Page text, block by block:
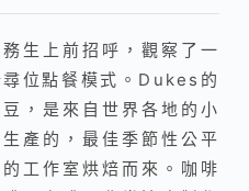
生上前招呼，觀察了一
位點餐模式。Dukes的
，是來自世界各地的小
產的，最佳季節性公平
工作室烘焙而來。咖啡